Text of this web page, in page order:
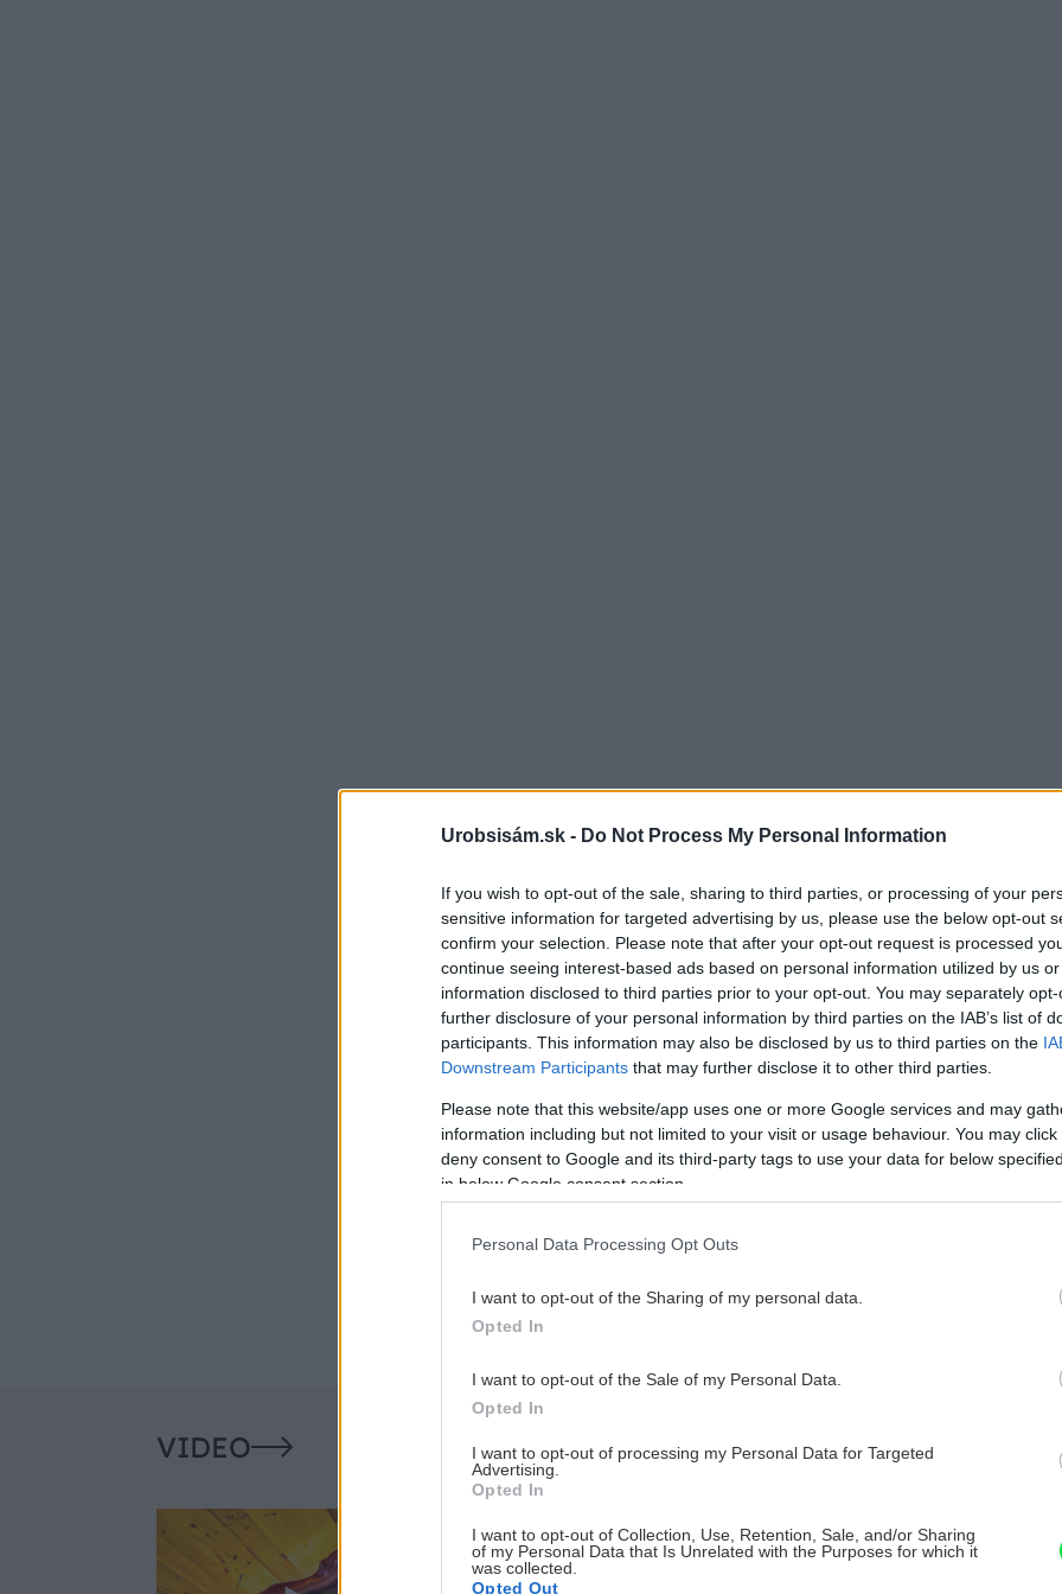
Urobsisám.sk - Do Not Process My Personal Information
If you wish to opt-out of the sale, sharing to third parties, or processing of your
sensitive information for targeted advertising by us, please use the below opt-out
confirm your selection. Please note that after your opt-out request is processed
continue seeing interest-based ads based on personal information utilized by us
information disclosed to third parties prior to your opt-out. You may separately
further disclosure of your personal information by third parties on the IAB’s list of
participants. This information may also be disclosed by us to third parties on the
Downstream Participants that may further disclose it to other third parties.
Please note that this website/app uses one or more Google services and may
information including but not limited to your visit or usage behaviour. You may
deny consent to Google and its third-party tags to use your data for below
in below Google consent section.
Personal Data Processing Opt Outs
I want to opt-out of the Sharing of my personal data.
Opted In
I want to opt-out of the Sale of my Personal Data.
Opted In
I want to opt-out of processing my Personal Data for Targeted
Advertising.
Opted In
I want to opt-out of Collection, Use, Retention, Sale, and/or Sharing
of my Personal Data that Is Unrelated with the Purposes for which it
was collected.
Opted Out
VIDEO